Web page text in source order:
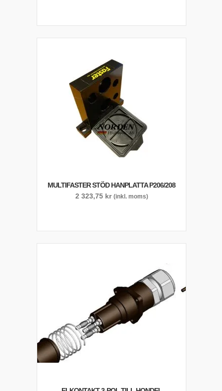
MULTIFASTER STÖD HANPLATTA P206/208
2 323,75 kr (inkl. moms)